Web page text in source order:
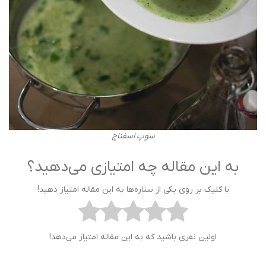
سوپ اسفناج
به این مقاله چه امتیازی می‌دهید؟
با کلیک بر روی یکی از ستاره‌ها به این مقاله امتیاز دهید!
اولین نفری باشید که به این مقاله امتیاز می‌دهد!